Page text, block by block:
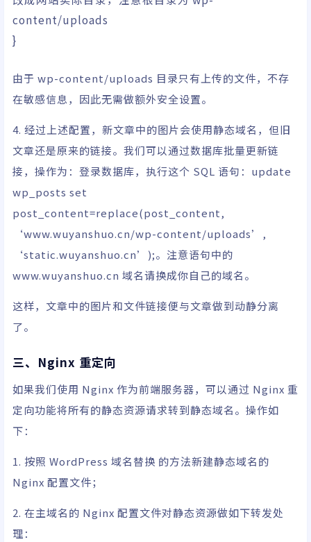
content/uploads
}
由于 wp-content/uploads 目录只有上传的文件，不存
在敏感信息，因此无需做额外安全设置。
4. 经过上述配置，新文章中的图片会使用静态域名，但旧
文章还是原来的链接。我们可以通过数据库批量更新链
接，操作为：登录数据库，执行这个 SQL 语句：update
wp_posts set
post_content=replace(post_content,
‘www.wuyanshuo.cn/wp-content/uploads’,
‘static.wuyanshuo.cn’);。注意语句中的
www.wuyanshuo.cn 域名请换成你自己的域名。
这样，文章中的图片和文件链接便与文章做到动静分离
了。
三、Nginx 重定向
如果我们使用 Nginx 作为前端服务器，可以通过 Nginx 重
定向功能将所有的静态资源请求转到静态域名。操作如
下：
1. 按照 WordPress 域名替换 的方法新建静态域名的
Nginx 配置文件；
2. 在主域名的 Nginx 配置文件对静态资源做如下转发处
理：